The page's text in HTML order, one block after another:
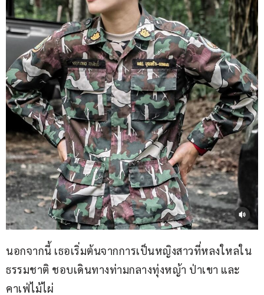
นอกจากนี้ เธอเริ่มต้นจากการเป็นหญิงสาวที่หลงใหลใน
ธรรมชาติ ชอบเดินทางท่ามกลางทุ่งหญ้า ป่าเขา และ
คาเฟ่ไม้ไผ่